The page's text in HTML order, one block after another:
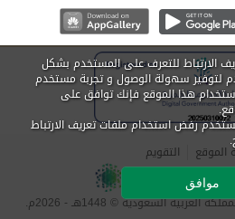
الموقع
التقويم
المعلومات الوطني
العربية السعودية © 1448هـ - 2026م.
الارتباط للتعرف على المستخدم بشكل
لتوفير سهولة الوصول و تجربة مستخدم
هذا الموقع فإنك توافق على
رفض استخدام ملفات تعريف الارتباط
موافق